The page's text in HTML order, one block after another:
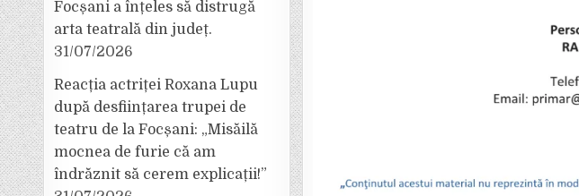
Focșani a înțeles să distrugă
arta teatrală din județ.
31/07/2026
Reacția actriței Roxana Lupu
după desființarea trupei de
teatru de la Focșani: „Misăilă
mocnea de furie că am
îndrăznit să cerem explicații!”